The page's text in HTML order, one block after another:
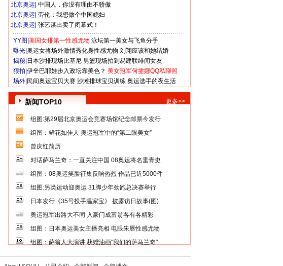
北京奥运 中国人，你没有理由不骄傲
北京奥运 劳伦：我想做个中国媳妇
北京奥运 张艺谋出卖了闭幕式！
YY图| 美国女排第一性感尤物 泳坛第一美女与飞鱼分手
曝光| 奥运女将场外激情秀化身性感尤物 刘翔应该和她结婚
揭秘| 日本沙排现场比基尼 男篮现场拍到易建联绯闻女友
狠拍| 伊辛巴耶娃步入政坛靠美色？ 美女冠军何雯娜QQ私聊照
场外| 民间奥运宝贝大赛 沙滩排球宝贝训练 奥运选手的夜生活
新闻TOP10 更多>>
组图:第29届北京奥运会竞赛场馆纪念邮票今发行
组图：鲜花如佳人 奥运冠军中的“第二眼美女”
曾庆红简历
对话萨马兰奇：一直关注中国 08奥运将名垂青史
组图：08奥运笑脸征集反响热烈 作品已近5000件
组图:另类运动迎奥运 31脚少年劲跑总决赛举行
日本发行《35号投手温家宝》 披露访日故事(图)
奥运冠军出路大不同 入豪门成富翁各有各精彩
组图：日本奥运美女主播亮相 电眼朱唇性感尤物
组图：萨翁人大演讲 获赠油画"我们的萨马兰奇"